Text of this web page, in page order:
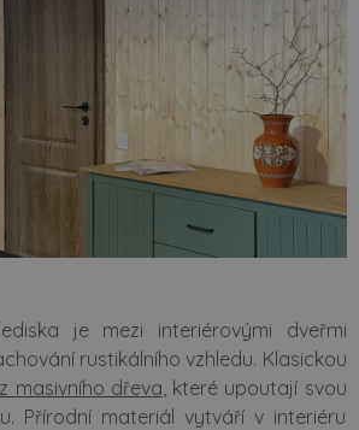
je mezi interiérovými dveřmi
rustikálního vzhledu. Klasickou
masivního dřeva , které upoutají svou
Přírodní materiál vytváří v interiéru